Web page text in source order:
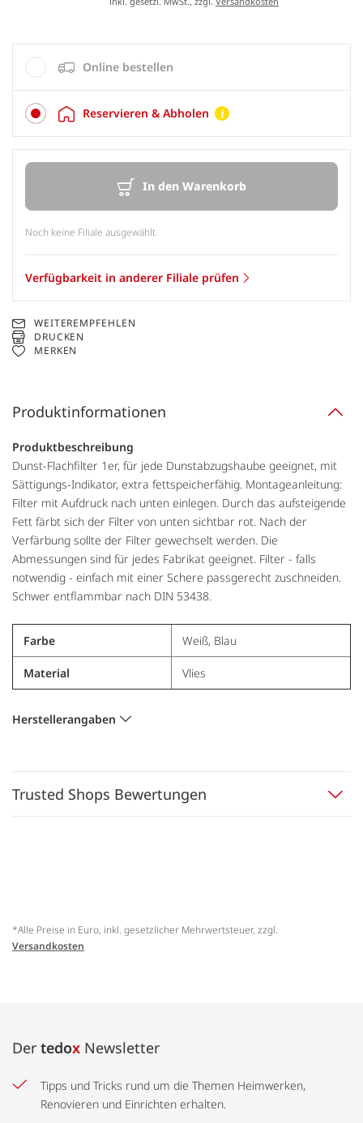
Online bestellen
Reservieren & Abholen
In den Warenkorb
Noch keine Filiale ausgewählt
Verfügbarkeit in anderer Filiale prüfen
WEITEREMPFEHLEN
DRUCKEN
MERKEN
Produktinformationen
Produktbeschreibung
Dunst-Flachfilter 1er, für jede Dunstabzugshaube geeignet, mit
Sättigungs-Indikator, extra fettspeicherfähig. Montageanleitung:
Filter mit Aufdruck nach unten einlegen. Durch das aufsteigende
Fett färbt sich der Filter von unten sichtbar rot. Nach der
Verfärbung sollte der Filter gewechselt werden. Die
Abmessungen sind für jedes Fabrikat geeignet. Filter - falls
notwendig - einfach mit einer Schere passgerecht zuschneiden.
Schwer entflammbar nach DIN 53438.
Farbe Weiß, Blau
Material Vlies
Herstellerangaben
Trusted Shops Bewertungen
*Alle Preise in Euro, inkl. gesetzlicher Mehrwertsteuer, zzgl.
Versandkosten
Der tedox Newsletter
Tipps und Tricks rund um die Themen Heimwerken,
Renovieren und Einrichten erhalten.